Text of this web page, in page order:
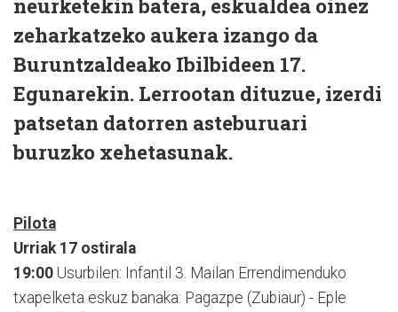
neurketekin batera, eskualdea oinez
zeharkatzeko aukera izango da
Buruntzaldeako Ibilbideen 17.
Egunarekin. Lerrootan dituzue, izerdi
patsetan datorren asteburuari
buruzko xehetasunak.
Pilota
Urriak 17 ostirala
19:00 Usurbilen: Infantil 3. Mailan Errendimenduko
txapelketa eskuz banaka: Pagazpe (Zubiaur) - Eple